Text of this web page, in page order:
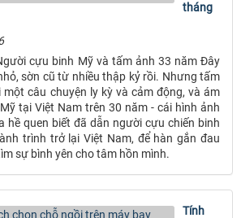
tháng
cựu binh Mỹ và tấm ảnh 33 năm Đây
sờn cũ từ nhiều thập kỷ rồi. Nhưng tấm
một câu chuyện ly kỳ và cảm động, và ám
tại Việt Nam trên 30 năm - cái hình ảnh
hề quen biết đã dẫn người cựu chiến binh
trình trở lại Việt Nam, để hàn gắn đau
sự bình yên cho tâm hồn mình.
Tính